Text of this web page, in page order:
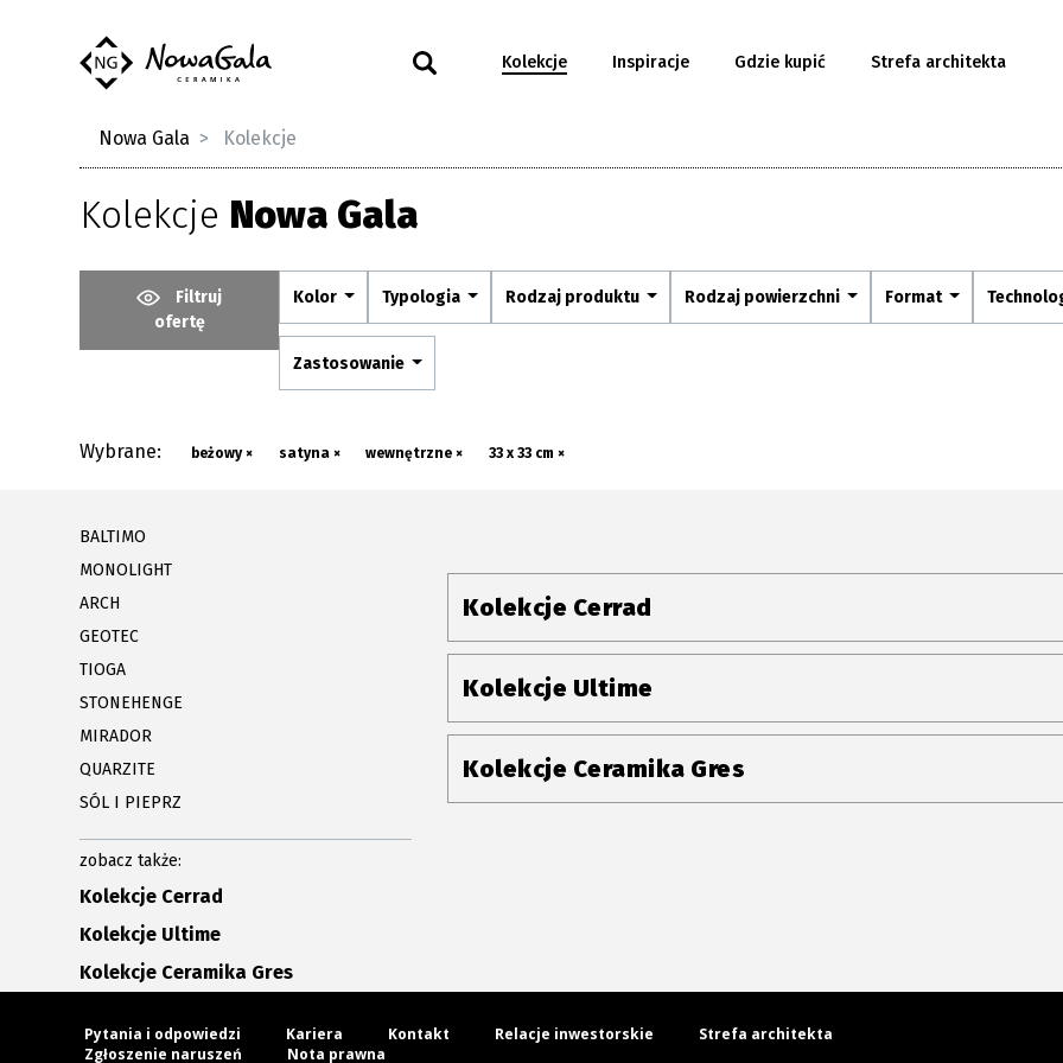
Kolekcje Inspiracje Gdzie kupić Strefa architekta
Nowa Gala Kolekcje
Kolekcje Nowa Gala
Filtruj
ofertę
Kolor Typologia Rodzaj produktu Rodzaj powierzchni Format
Zastosowanie
Wybrane: beżowy × satyna × wewnętrzne × 33 x 33 cm ×
BALTIMO
MONOLIGHT
ARCH
GEOTEC
TIOGA
STONEHENGE
MIRADOR
QUARZITE
SÓL I PIEPRZ
zobacz także:
Kolekcje Cerrad
Kolekcje Ultime
Kolekcje Ceramika Gres
Kolekcje Cerrad
Kolekcje Ultime
Kolekcje Ceramika Gres
Pytania i odpowiedzi Kariera Kontakt Relacje inwestorskie
Strefa architekta
Zgłoszenie naruszeń
Nota prawna